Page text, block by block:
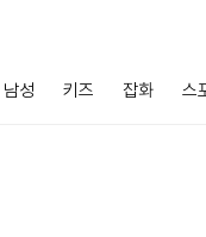
남성 키즈 잡화 스